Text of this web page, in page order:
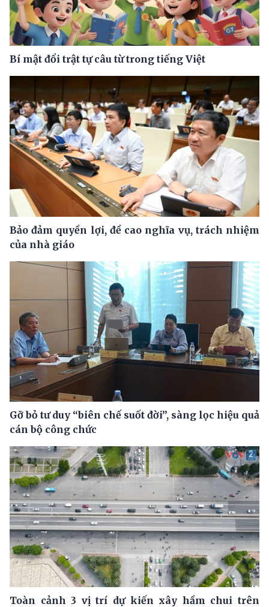
Bí mật đổi trật tự câu từ trong tiếng Việt
Bảo đảm quyền lợi, đề cao nghĩa vụ, trách nhiệm
của nhà giáo
Gỡ bỏ tư duy “biên chế suốt đời”, sàng lọc hiệu quả
cán bộ công chức
Toàn cảnh 3 vị trí dự kiến xây hầm chui trên